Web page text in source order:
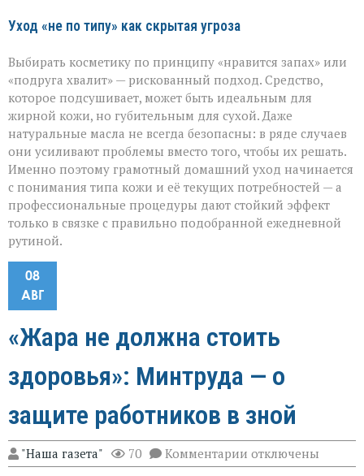
Уход «не по типу» как скрытая угроза
Выбирать косметику по принципу «нравится запах» или
«подруга хвалит» — рискованный подход. Средство,
которое подсушивает, может быть идеальным для
жирной кожи, но губительным для сухой. Даже
натуральные масла не всегда безопасны: в ряде случаев
они усиливают проблемы вместо того, чтобы их решать.
Именно поэтому грамотный домашний уход начинается
с понимания типа кожи и её текущих потребностей — а
профессиональные процедуры дают стойкий эффект
только в связке с правильно подобранной ежедневной
рутиной.
08
АВГ
«Жара не должна стоить
здоровья»: Минтруда — о
защите работников в зной
"Наша газета" 70 Комментарии к
записи
отключены